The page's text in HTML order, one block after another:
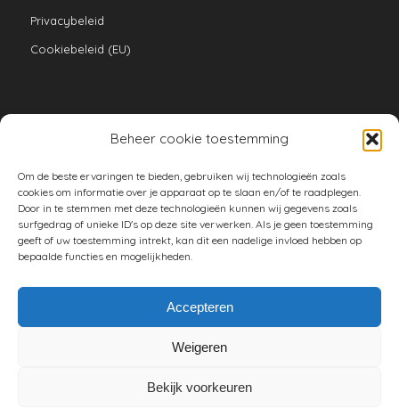
Beheer cookie toestemming
Om de beste ervaringen te bieden, gebruiken wij technologieën zoals
cookies om informatie over je apparaat op te slaan en/of te raadplegen.
Door in te stemmen met deze technologieën kunnen wij gegevens zoals
surfgedrag of unieke ID's op deze site verwerken. Als je geen toestemming
geeft of uw toestemming intrekt, kan dit een nadelige invloed hebben op
bepaalde functies en mogelijkheden.
Accepteren
Weigeren
Bekijk voorkeuren
Privacybeleid
Cookiebeleid (EU)
armoe keuken
duurzaam
huishouden